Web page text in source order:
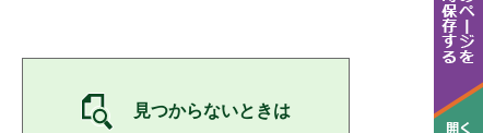
見つからないときは